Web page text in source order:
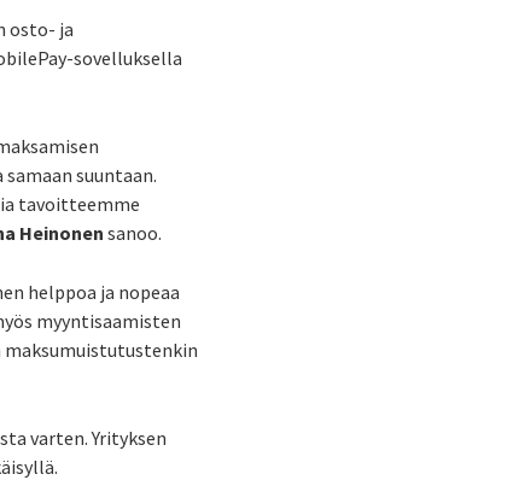
osto- ja
sovelluksella
suuntaan.
tavoitteemme
Heinonensanoo.
helppoa ja nopeaa
myyntisaamisten
varten. Yrityksen